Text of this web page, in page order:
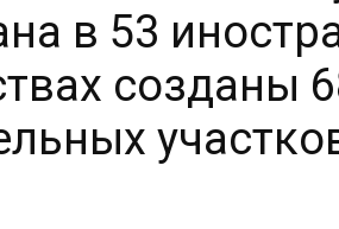
в 53
созданы